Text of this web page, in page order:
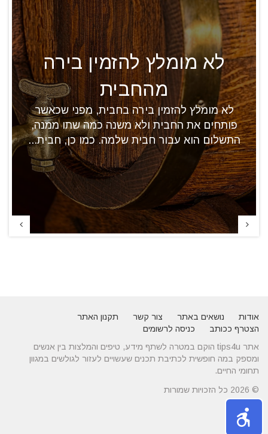
לא מומלץ להזמין בירה
מהחבית
לא מומלץ להזמין בירה בחבית, מפני שכאשר
פותחים את החבית ולא משנה כמה שתו ממנה,
התשלום הוא עבור חבית שלמה. כמו כן, חבית...
אודות נושאים באתר צור קשר
תקנון האתר
הצטרף ככותב
כניסה לרשומים
אתר tips4u הוקם במטרה לשתף מידע, טיפים והמלצות בין אנשים
ומספק במה חופשית לכתיבת תכנים שעשויים לעזור לגולשים במגוון
תחומי החיים.
© 2026 כל הזכויות שמורות